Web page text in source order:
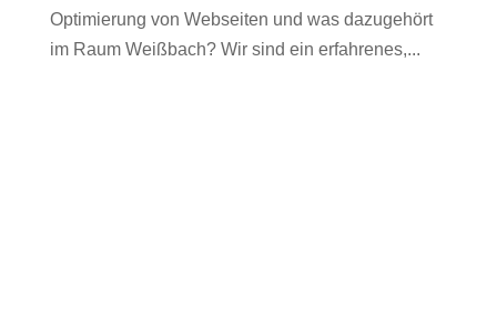
Optimierung von Webseiten und was dazugehört
im Raum Weißbach? Wir sind ein erfahrenes,...